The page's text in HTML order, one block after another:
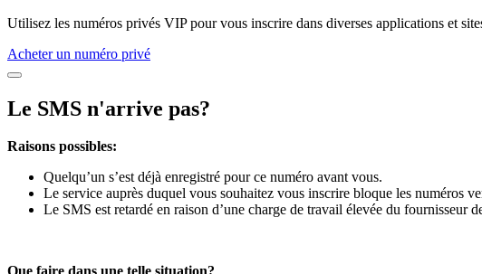
Utilisez les numéros privés VIP pour vous inscrire dans diverses applications et
Acheter un numéro privé
Le SMS n'arrive pas?
Raisons possibles:
Quelqu’un s’est déjà enregistré pour ce numéro avant vous.
Le service auprès duquel vous souhaitez vous inscrire bloque les numéros
Le SMS est retardé en raison d’une charge de travail élevée du fournisseur